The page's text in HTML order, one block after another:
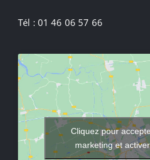
Tél : 01 46 06 57 66
Cliquez pour
marketing et